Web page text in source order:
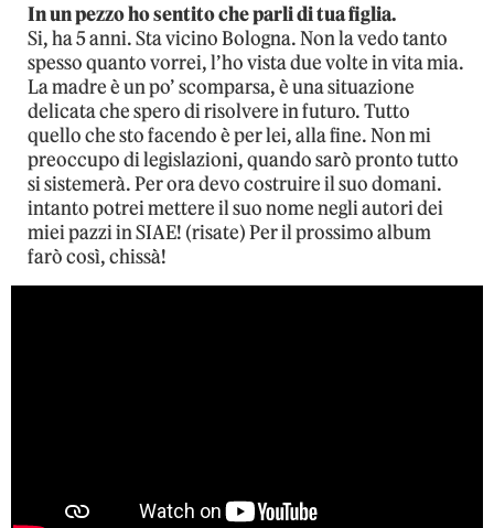
In un pezzo ho sentito che parli di tua figlia.
Si, ha 5 anni. Sta vicino Bologna. Non la vedo tanto
spesso quanto vorrei, l’ho vista due volte in vita mia.
La madre è un po’ scomparsa, è una situazione
delicata che spero di risolvere in futuro. Tutto
quello che sto facendo è per lei, alla fine. Non mi
preoccupo di legislazioni, quando sarò pronto tutto
si sistemerà. Per ora devo costruire il suo domani.
intanto potrei mettere il suo nome negli autori dei
miei pazzi in SIAE! (risate) Per il prossimo album
farò così, chissà!